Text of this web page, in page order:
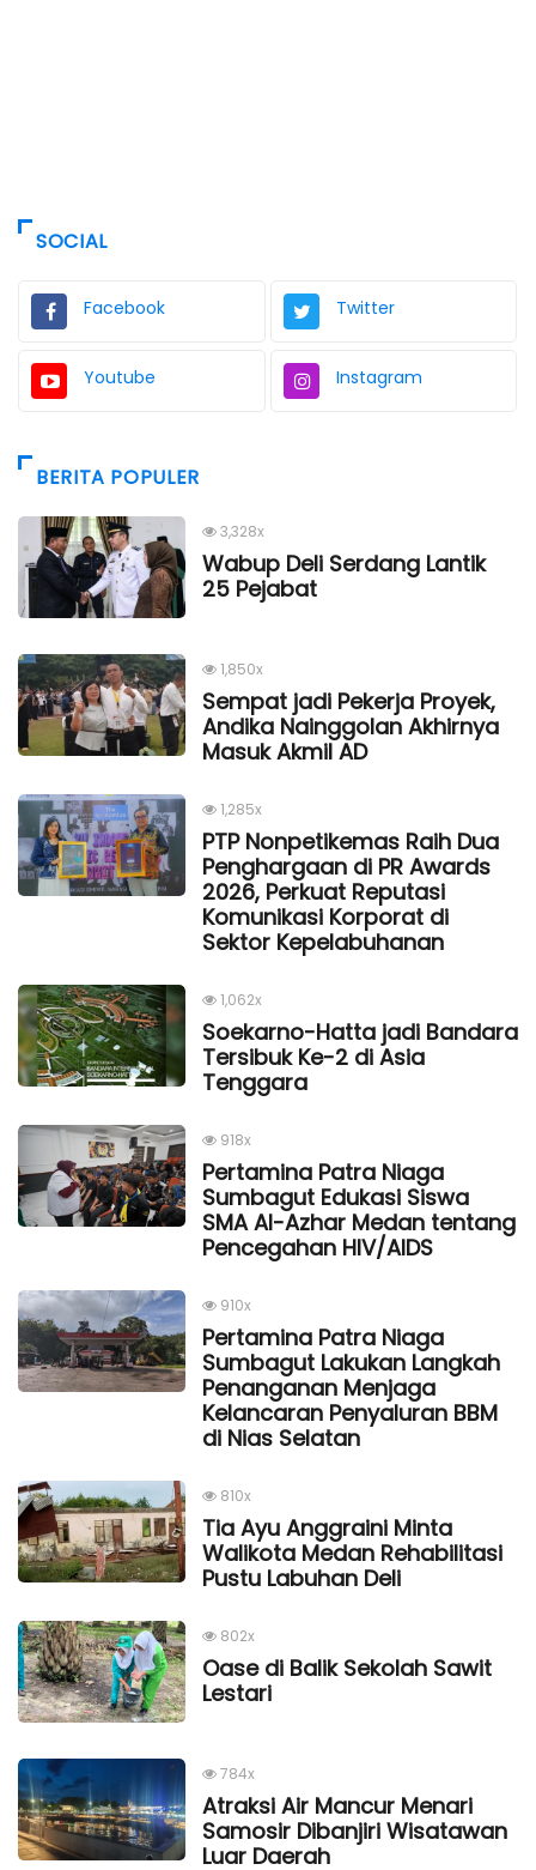
SOCIAL
Facebook Twitter
Youtube Instagram
BERITA POPULER
3,328x
Wabup Deli Serdang Lantik
25 Pejabat
1,850x
Sempat jadi Pekerja Proyek,
Andika Nainggolan Akhirnya
Masuk Akmil AD
1,285x
PTP Nonpetikemas Raih Dua
Penghargaan di PR Awards
2026, Perkuat Reputasi
Komunikasi Korporat di
Sektor Kepelabuhanan
1,062x
Soekarno-Hatta jadi Bandara
Tersibuk Ke-2 di Asia
Tenggara
918x
Pertamina Patra Niaga
Sumbagut Edukasi Siswa
SMA Al-Azhar Medan tentang
Pencegahan HIV/AIDS
910x
Pertamina Patra Niaga
Sumbagut Lakukan Langkah
Penanganan Menjaga
Kelancaran Penyaluran BBM
di Nias Selatan
810x
Tia Ayu Anggraini Minta
Walikota Medan Rehabilitasi
Pustu Labuhan Deli
802x
Oase di Balik Sekolah Sawit
Lestari
784x
Atraksi Air Mancur Menari
Samosir Dibanjiri Wisatawan
Luar Daerah